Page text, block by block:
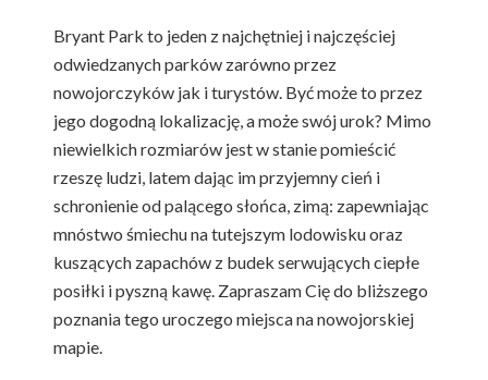
Bryant Park to jeden z najchętniej i najczęściej
odwiedzanych parków zarówno przez
nowojorczyków jak i turystów. Być może to przez
jego dogodną lokalizację, a może swój urok? Mimo
niewielkich rozmiarów jest w stanie pomieścić
rzeszę ludzi, latem dając im przyjemny cień i
schronienie od palącego słońca, zimą: zapewniając
mnóstwo śmiechu na tutejszym lodowisku oraz
kuszących zapachów z budek serwujących ciepłe
posiłki i pyszną kawę. Zapraszam Cię do bliższego
poznania tego uroczego miejsca na nowojorskiej
mapie.